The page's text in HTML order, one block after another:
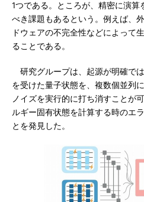
1つである。ところが、精密に演算
べき課題もあるという。例えば、
ドウェアの不完全性などによって
ることである。
研究グループは、起源が明確で
を受けた量子状態を、複数個並列
ノイズを実行的に打ち消すことが
ルギー固有状態を計算する時のエ
とを発見した。